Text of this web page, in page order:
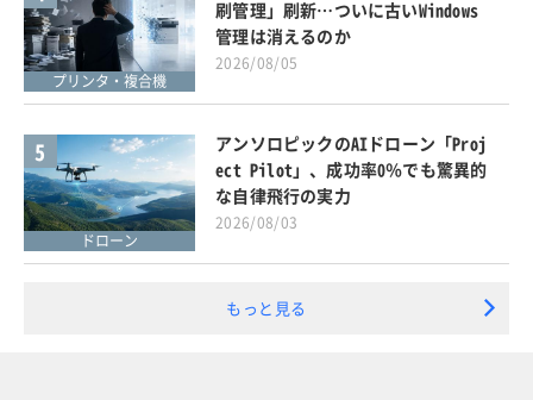
プリンタ・複合機
刷管理」刷新…ついに古いWindows
管理は消えるのか
2026/08/05
5
ドローン
アンソロピックのAIドローン「Proj
ect Pilot」、成功率0％でも驚異的
な自律飛行の実力
2026/08/03
もっと見る